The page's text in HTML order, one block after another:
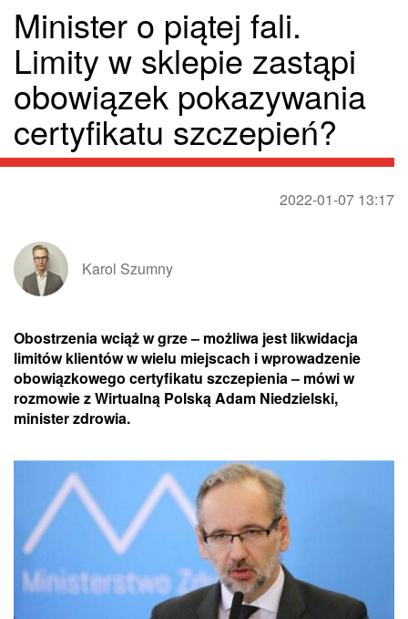
Minister o piątej fali.
Limity w sklepie zastąpi
obowiązek pokazywania
certyfikatu szczepień?
2022-01-07 13:17
Karol Szumny
Obostrzenia wciąż w grze – możliwa jest likwidacja
limitów klientów w wielu miejscach i wprowadzenie
obowiązkowego certyfikatu szczepienia – mówi w
rozmowie z Wirtualną Polską Adam Niedzielski,
minister zdrowia.